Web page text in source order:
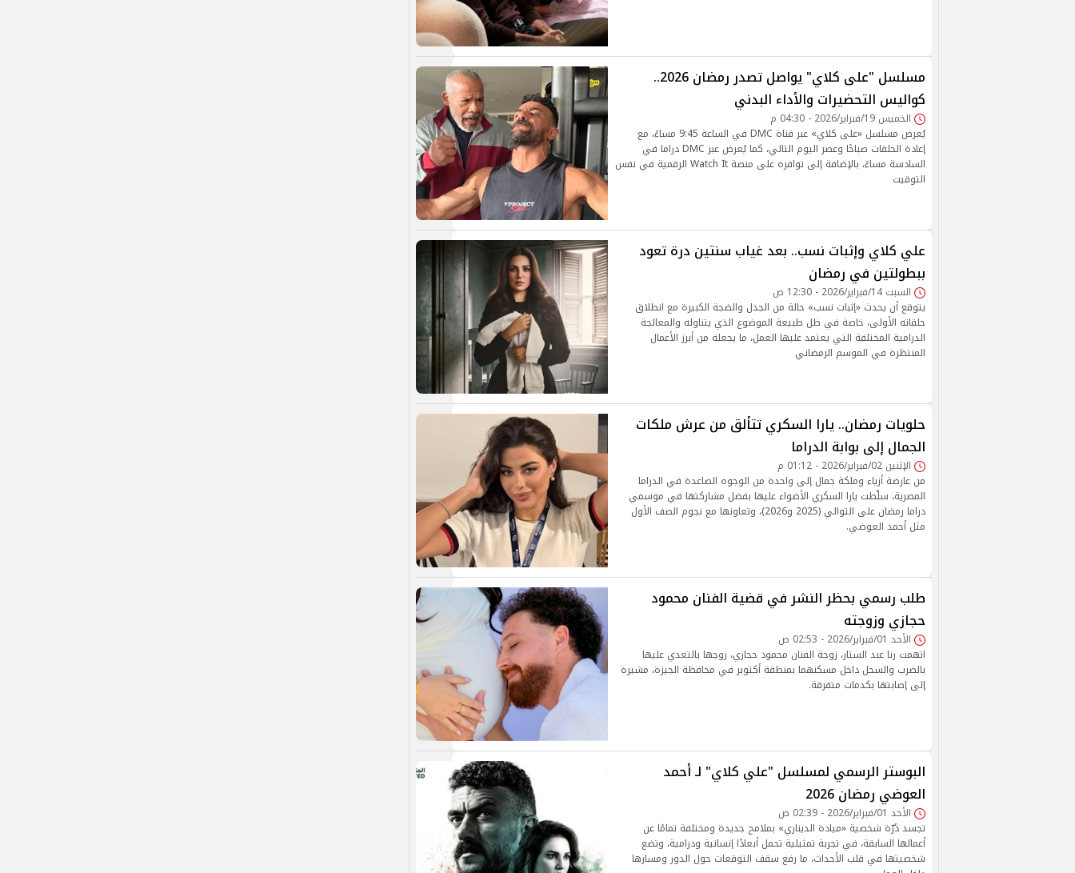
مسلسل "على كلاي" يواصل تصدر رمضان 2026..
كواليس التحضيرات والأداء البدني
الخميس 19/فبراير/2026 - 04:30 م
يُعرض مسلسل «على كلاي» عبر قناة DMC في الساعة 9:45 مساءً، مع
إعادة الحلقات صباحًا وعصر اليوم التالي، كما يُعرض عبر DMC دراما في
السادسة مساءً، بالإضافة إلى توافره على منصة Watch It الرقمية في نفس
التوقيت
علي كلاي وإثبات نسب.. بعد غياب سنتين درة تعود
ببطولتين في رمضان
السبت 14/فبراير/2026 - 12:30 ص
يتوقع أن يحدث «إثبات نسب» حالة من الجدل والضجة الكبيرة مع انطلاق
حلقاته الأولى، خاصة في ظل طبيعة الموضوع الذي يتناوله والمعالجة
الدرامية المختلفة التي يعتمد عليها العمل، ما يجعله من أبرز الأعمال
المنتظرة في الموسم الرمضاني
حلويات رمضان.. يارا السكري تتألق من عرش ملكات
الجمال إلى بوابة الدراما
الإثنين 02/فبراير/2026 - 01:12 م
من عارضة أزياء وملكة جمال إلى واحدة من الوجوه الصاعدة في الدراما
المصرية، سلّطت يارا السكري الأضواء عليها بفضل مشاركتها في موسمي
دراما رمضان على التوالي (2025 و2026)، وتعاونها مع نجوم الصف الأول
مثل أحمد العوضي.
طلب رسمي بحظر النشر في قضية الفنان محمود
حجازي وزوجته
الأحد 01/فبراير/2026 - 02:53 ص
اتهمت رنا عبد الستار، زوجة الفنان محمود حجازي، زوجها بالتعدي عليها
بالضرب والسحل داخل مسكنهما بمنطقة أكتوبر في محافظة الجيزة، مشيرة
إلى إصابتها بكدمات متفرقة.
البوستر الرسمي لمسلسل "علي كلاي" لـ أحمد
العوضي رمضان 2026
الأحد 01/فبراير/2026 - 02:39 ص
تجسد دُرّة شخصية «ميادة الديناري» بملامح جديدة ومختلفة تمامًا عن
أعمالها السابقة، في تجربة تمثيلية تحمل أبعادًا إنسانية ودرامية، وتضع
شخصيتها في قلب الأحداث، ما رفع سقف التوقعات حول الدور ومسارها